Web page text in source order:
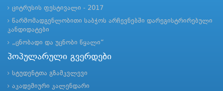
ციტრუსის ფესტივალი - 2017
წარმომადგენლობითი საბჭოს არჩევნებში დარეგისტრირებული
კანდიდატები
„ცნობადი და უცნობი წყალი“
პოპულარული გვერდები
სტუდენტთა გზამკვლევი
აკადემიური კალენდარი